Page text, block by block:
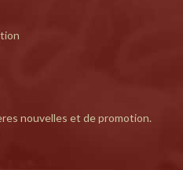
nouvelles et de promotion.